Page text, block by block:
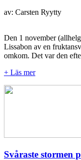
av: Carsten Ryytty
Den 1 november
Lissabon av en
omkom. Det var den
+ Läs mer
Svåraste stormen